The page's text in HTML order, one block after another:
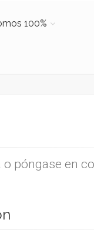
100%
póngase en